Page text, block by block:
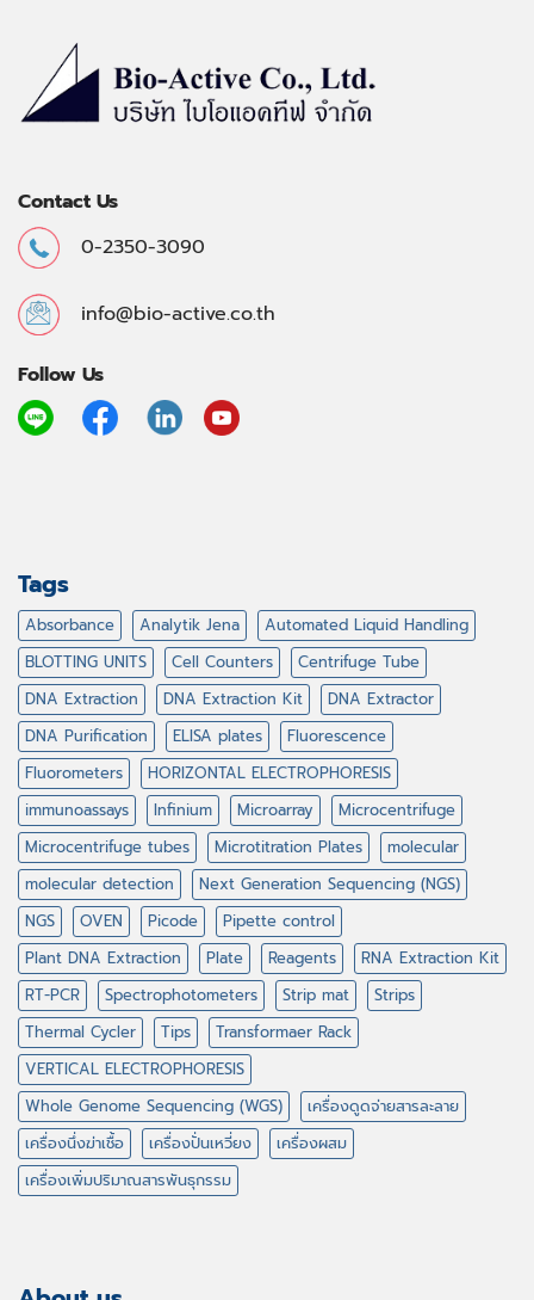
Contact Us
0-2350-3090
info@bio-active.co.th
Follow Us
Tags
Absorbance Analytik Jena
Automated Liquid Handling
BLOTTING UNITS
Cell Counters
Centrifuge Tube
DNA Extraction
DNA Extraction Kit
DNA Extractor
DNA Purification
ELISA plates
Fluorescence
Fluorometers
HORIZONTAL ELECTROPHORESIS
immunoassays
Infinium Microarray
Microcentrifuge
Microcentrifuge tubes
Microtitration Plates
molecular
molecular detection
Next Generation Sequencing (NGS)
NGS
OVEN Picode
Pipette control
Plant DNA Extraction
Plate Reagents
RNA Extraction Kit
RT-PCR
Spectrophotometers Strip mat
Strips
Thermal Cycler
Tips
Transformaer Rack
VERTICAL ELECTROPHORESIS
Whole Genome Sequencing (WGS)
เครื่องดูดจ่ายสารละลาย
เครื่องนึ่งฆ่าเชื้อ
เครื่องปั่นเหวี่ยง
เครื่องผสม
เครื่องเพิ่มปริมาณสารพันธุกรรม